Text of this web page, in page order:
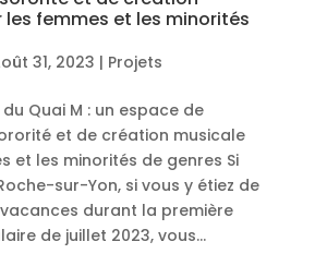
femmes et les minorités
31, 2023 | Projets
Quai M : un espace de
et de création musicale
et les minorités de genres Si
sur-Yon, si vous y étiez de
durant la première
de juillet 2023, vous...